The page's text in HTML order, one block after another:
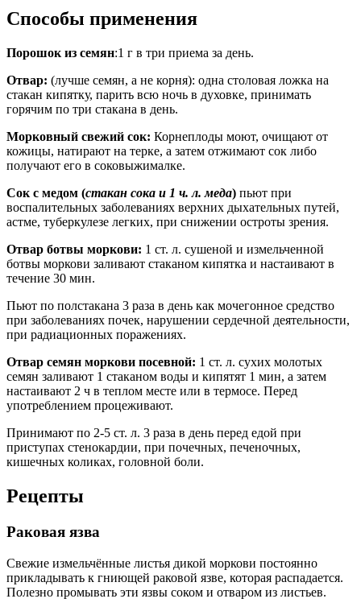
Способы применения
Порошок из семян:1 г в три приема за день.
Отвар: (лучше семян, а не корня): одна столовая ложка на
стакан кипятку, парить всю ночь в духовке, принимать
горячим по три стакана в день.
Морковный свежий сок: Корнеплоды моют, очищают от
кожицы, натирают на терке, а затем отжимают сок либо
получают его в соковыжималке.
Сок с медом (стакан сока и 1 ч. л. меда) пьют при
воспалительных заболеваниях верхних дыхательных путей,
астме, туберкулезе легких, при снижении остроты зрения.
Отвар ботвы моркови: 1 ст. л. сушеной и измельченной
ботвы моркови заливают стаканом кипятка и настаивают в
течение 30 мин.
Пьют по полстакана 3 раза в день как мочегонное средство
при заболеваниях почек, нарушении сердечной деятельности,
при радиационных поражениях.
Отвар семян моркови посевной: 1 ст. л. сухих молотых
семян заливают 1 стаканом воды и кипятят 1 мин, а затем
настаивают 2 ч в теплом месте или в термосе. Перед
употреблением процеживают.
Принимают по 2-5 ст. л. 3 раза в день перед едой при
приступах стенокардии, при почечных, печеночных,
кишечных коликах, головной боли.
Рецепты
Раковая язва
Свежие измельчённые листья дикой моркови постоянно
прикладывать к гниющей раковой язве, которая распадается.
Полезно промывать эти язвы соком и отваром из листьев.